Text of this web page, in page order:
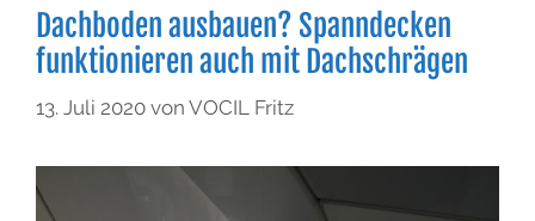
Dachboden ausbauen? Spanndecken
funktionieren auch mit Dachschrägen
13. Juli 2020 von VOCIL Fritz